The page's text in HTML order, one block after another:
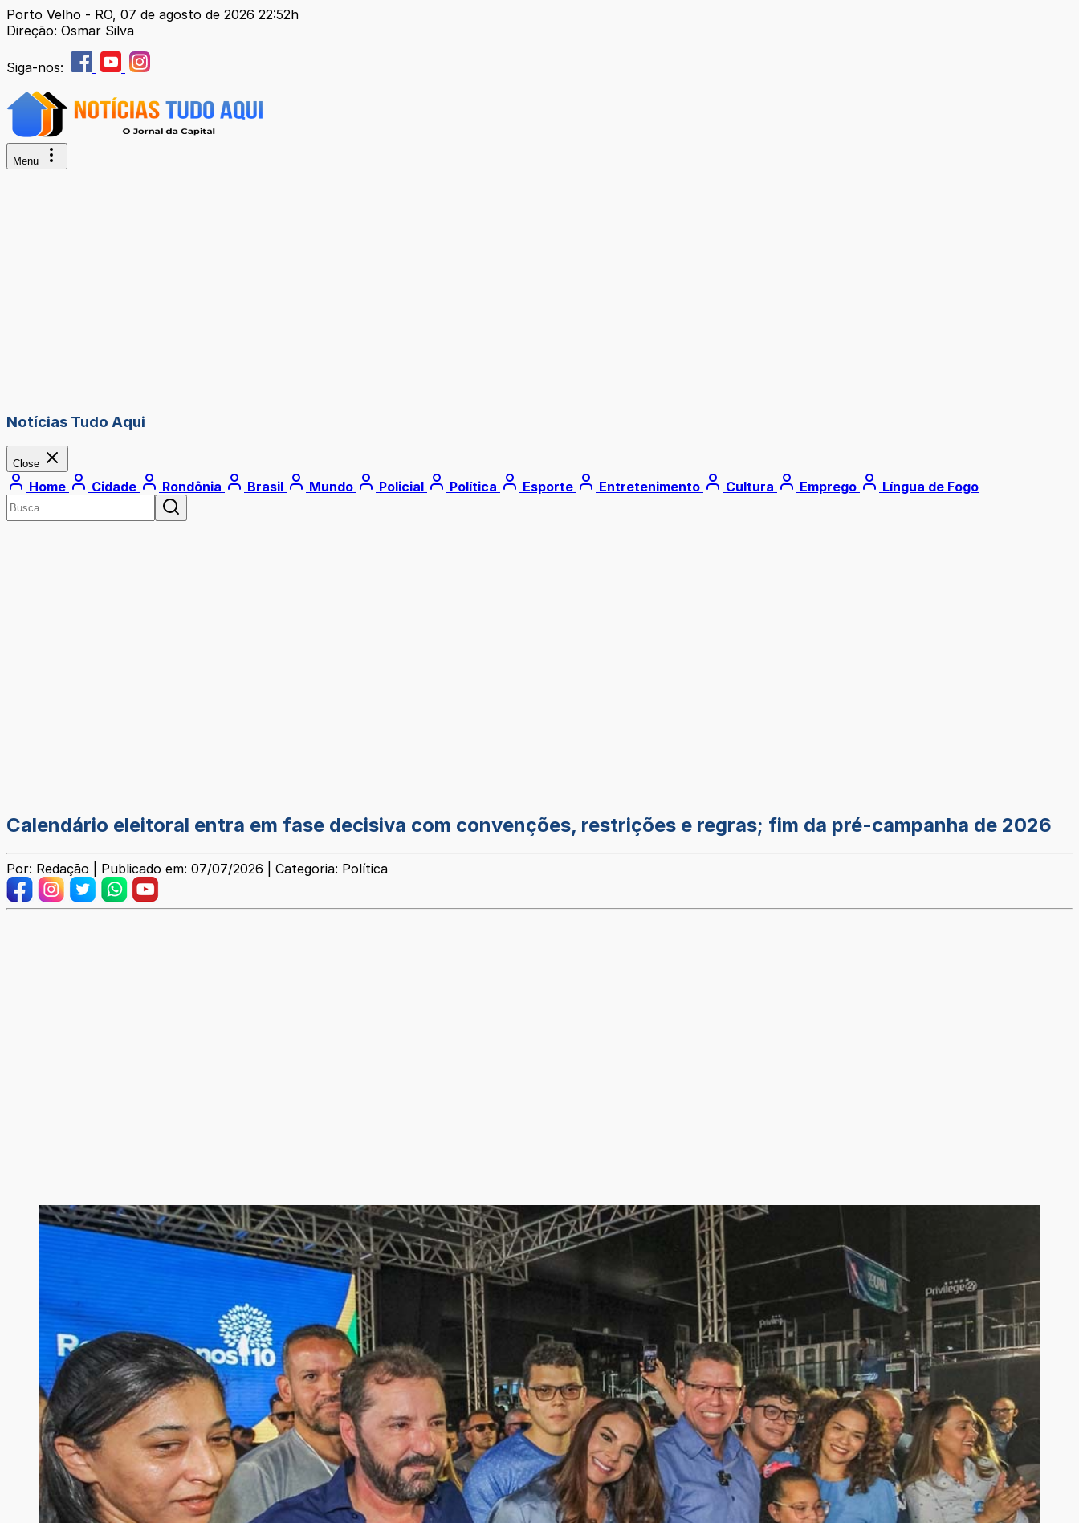
Porto Velho - RO, 07 de agosto de 2026 22:52h
Direção: Osmar Silva
Siga-nos:
Menu
Notícias Tudo Aqui
Close
Home Cidade Rondônia Brasil Mundo Policial Política Esporte Entretenimento Cultura Emprego Língua de Fogo
Calendário eleitoral entra em fase decisiva com convenções, restrições e regras; fim da pré-campanha de 2026
Por: Redação | Publicado em: 07/07/2026 | Categoria: Política